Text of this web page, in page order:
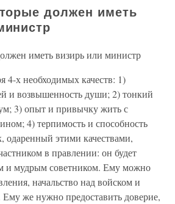
должен иметь
иметь визирь или министр
4-х необходимых качеств: 1)
и возвышенность души; 2) тонкий
3) опыт и привычку жить с
4) терпимость и способность
одаренный этими качествами,
в правлении: он будет
и мудрым советником. Ему можно
начальство над войском и
Ему же нужно предоставить доверие,